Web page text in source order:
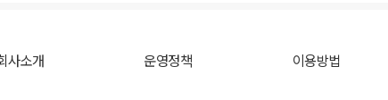
사소개 운영정책 이용방법